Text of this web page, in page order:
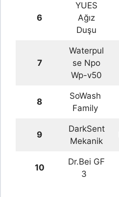
6
YUES
Ağız
Duşu
7
Waterpul
se Npo
Wp-v50
8
SoWash
Family
9
DarkSent
Mekanik
10
Dr.Bei GF
3